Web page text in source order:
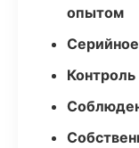
опытом
Контроль